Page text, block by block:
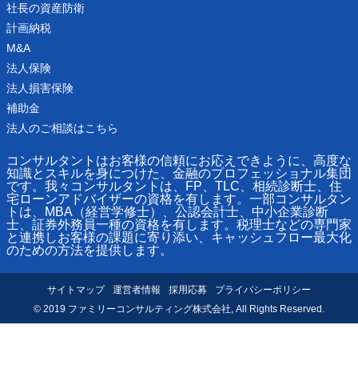
社長の資産防衛
計画納税
M&A
法人保険
法人損害保険
補助金
法人のご相談はこちら
コンサルタントはお客様の信頼にお応えできように、高度な
知識とスキルを身につけた、金融のプロフェッショナル集団
です。我々コンサルタントは、FP、TLC、相続診断士、住
宅ローンアドバイザーの資格を有します。一部コンサルタン
トは、MBA（経営学修士）、公認会計士、中小企業診断
士、証券外務員一種の資格を有します。税理士などの専門家
と連携しお客様の課題に寄り添い、キャッシュフロー最大化
のための方法を提供します。
サイトマップ 運営者情報 採用応募
プライバシーポリシー
© 2019 ファミリーコンサルティング株式会社, All Rights Reserved.